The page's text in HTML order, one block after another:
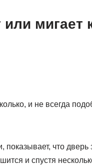
мигает
и не всегда
что
и спустя